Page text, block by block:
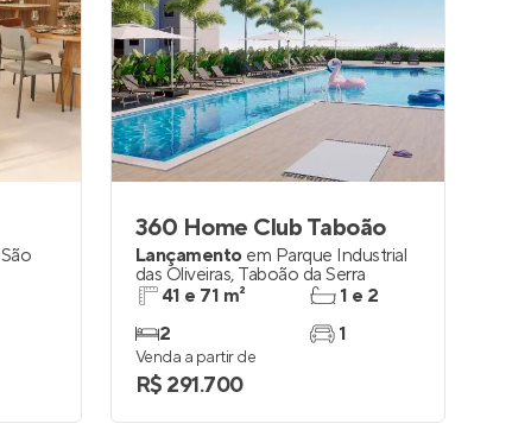
São
360 Home Club Taboão
Lançamento em Parque Industrial
das Oliveiras, Taboão da Serra
41 e 71 m²
2
1 e 2
1
Venda a partir de
R$ 291.700